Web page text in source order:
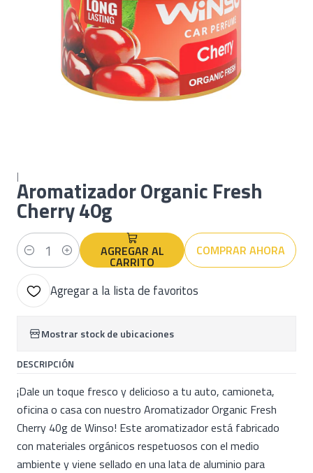
|Aromatizador Organic Fresh
Cherry 40g
Cantidad AGREGAR AL
CARRITO
COMPRAR AHORA
Agregar a la lista de favoritos
Mostrar stock de ubicaciones
DESCRIPCIÓN
¡Dale un toque fresco y delicioso a tu auto, camioneta,
oficina o casa con nuestro Aromatizador Organic Fresh
Cherry 40g de Winso! Este aromatizador está fabricado
con materiales orgánicos respetuosos con el medio
ambiente y viene sellado en una lata de aluminio para